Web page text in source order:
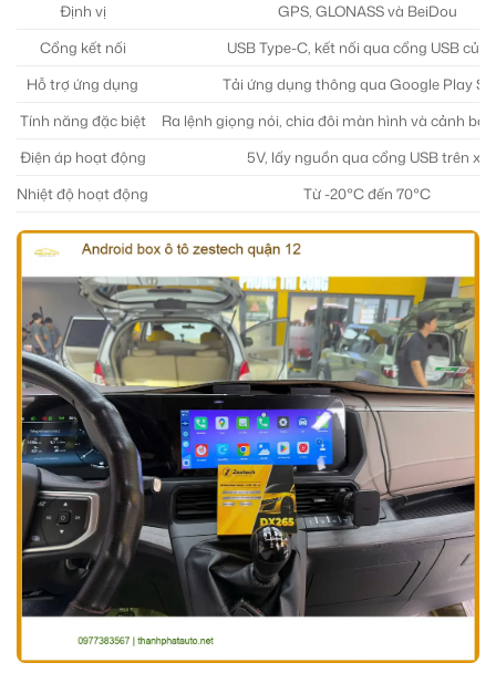
Định vị
GPS, GLONASS và BeiDou
Cổng kết nối
USB Type-C, kết nối qua cổng USB của
Hỗ trợ ứng dụng
Tải ứng dụng thông qua Google Play
Tính năng đặc biệt
Ra lệnh giọng nói, chia đôi màn hình và cảnh
Điện áp hoạt động
5V, lấy nguồn qua cổng USB trên xe
Nhiệt độ hoạt động
Từ -20°C đến 70°C